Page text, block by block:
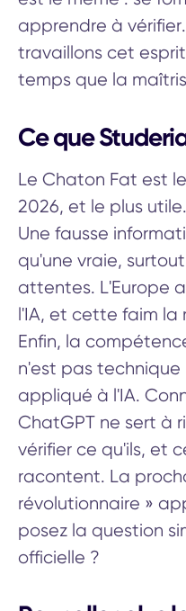
apprendre à
travaillons cet
temps que la
Ce que
Le Chaton Fat est
2026, et le plus
Une fausse
qu'une vraie,
attentes. L'Europe
l'IA, et cette faim la
Enfin, la
n'est pas
appliqué à l'IA.
ChatGPT ne sert à
vérifier ce qu'ils, et
racontent. La
révolutionnaire »
posez la question
officielle ?